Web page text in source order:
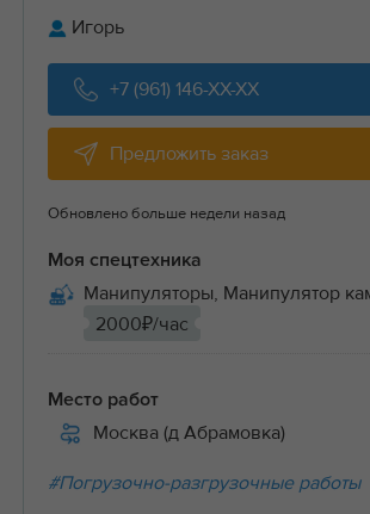
Игорь
+7 (961) 146-XX-XX
Предложить заказ
Обновлено больше недели назад
Моя спецтехника
Манипуляторы, Манипулятор
2000₽/час
Место работ
Москва (д Абрамовка)
#Погрузочно-разгрузочные работы